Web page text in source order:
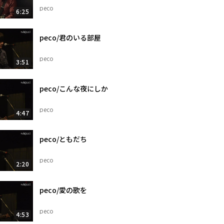
6:25 peco
3:51
peco/君のいる部屋
peco
4:47
peco/こんな夜にしか
peco
2:20
peco/ともだち
peco
4:53
peco/愛の歌を
peco